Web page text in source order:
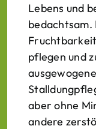
Lebens und
bedachtsam.
pflegen und
aber ohne
andere